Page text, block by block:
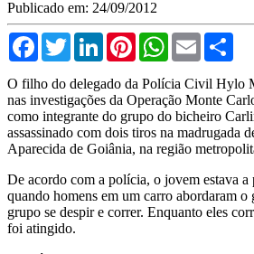
Publicado em: 24/09/2012
FacebookTwitterLinkedInPinterestWhatsApp
Email
O filho do delegado da Polícia Civil Hylo
nas investigações da Operação Monte
como integrante do grupo do bicheiro
assassinado com dois tiros na madrugada
Aparecida de Goiânia, na região
De acordo com a polícia, o jovem estava a
quando homens em um carro abordaram o
grupo se despir e correr. Enquanto eles
foi atingido.